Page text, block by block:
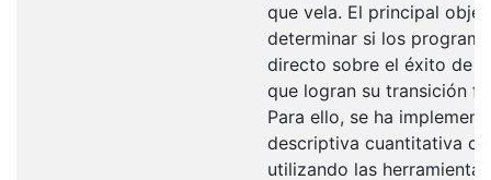
que vela. El principal
determinar si los
directo sobre el éxito de
que logran su transición
Para ello, se ha
descriptiva cuantitativa
utilizando las